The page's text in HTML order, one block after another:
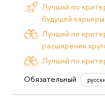
Лучший по
будущей
Лучший по
расширения
Лучший по
Обязательный